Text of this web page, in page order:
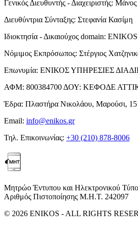
Γενικός Διευθυντής - Διαχειριστής: Μάνος
Διευθύντρια Σύνταξης: Στεφανία Κασίμη
Ιδιοκτησία - Δικαιούχος domain:
Νόμιμος Εκπρόσωπος: Στέργιος
Επωνυμία: ΕΝΙΚΟΣ ΥΠΗΡΕΣΙΕΣ
ΑΦΜ: 800384700 ΔΟΥ: ΚΕΦΟΔΕ
Έδρα: Πλαστήρα Νικολάου, Μαρούσι,
Email: info@enikos.gr
Τηλ. Επικοινωνίας: +30 (210) 878-8006
Μητρώο Έντυπου και Ηλεκτρονικού
Αριθμός Πιστοποίησης Μ.Η.Τ. 242097
© 2026 ENIKOS - ALL RIGHTS